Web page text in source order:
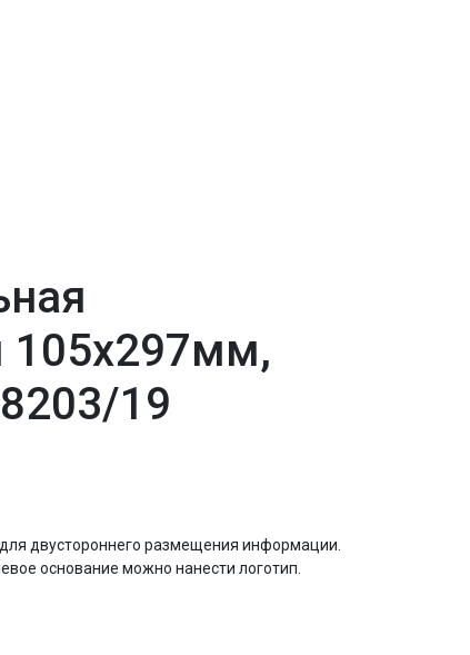
105х297мм,
8203/19
для двустороннего размещения информации.
основание можно нанести логотип.